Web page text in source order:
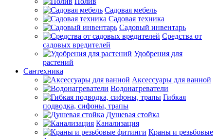
Садовая мебель
Садовая техника
Садовый инвентарь
Средства от
садовых вредителей
Удобрения для
растений
Сантехника
Аксессуары для ванной
Водонагреватели
Гибкая
подводка, сифоны, трапы
Душевая стойка
Канализация
Краны и резьбовые